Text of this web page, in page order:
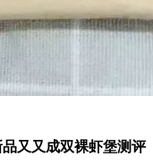
又又成双裸虾堡测评